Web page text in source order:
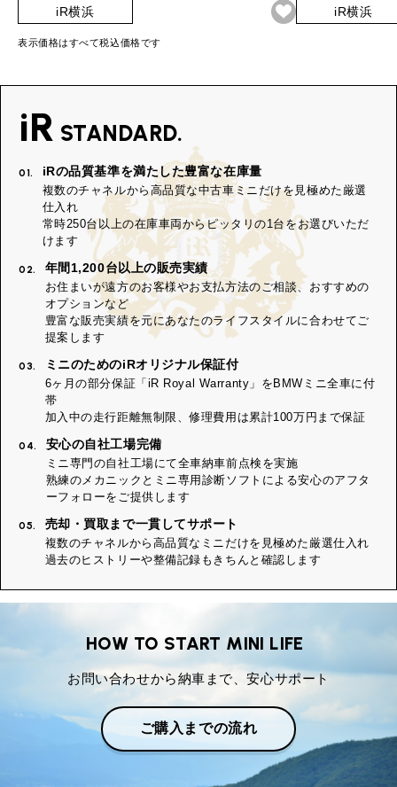
iR横浜 iR横浜
表示価格はすべて税込価格です
iR STANDARD.
01. iRの品質基準を満たした豊富な在庫量
複数のチャネルから高品質な中古車ミニだけを見極めた厳選
仕入れ
常時250台以上の在庫車両からピッタリの1台をお選びいただ
けます
02. 年間1,200台以上の販売実績
お住まいが遠方のお客様やお支払方法のご相談、おすすめの
オプションなど
豊富な販売実績を元にあなたのライフスタイルに合わせてご
提案します
03. ミニのためのiRオリジナル保証付
6ヶ月の部分保証「iR Royal Warranty」をBMWミニ全車に付
帯
加入中の走行距離無制限、修理費用は累計100万円まで保証
04. 安心の自社工場完備
ミニ専門の自社工場にて全車納車前点検を実施
熟練のメカニックとミニ専用診断ソフトによる安心のアフタ
ーフォローをご提供します
05. 売却・買取まで一貫してサポート
複数のチャネルから高品質なミニだけを見極めた厳選仕入れ
過去のヒストリーや整備記録もきちんと確認します
HOW TO START MINI LIFE
お問い合わせから納車まで、安心サポート
ご購入までの流れ